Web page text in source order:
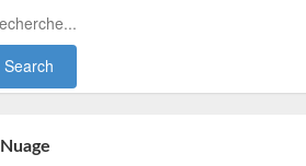
Nuage